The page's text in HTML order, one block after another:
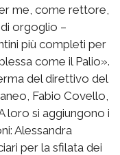
me, come rettore,
orgoglio –
più completi per
come il Palio».
del direttivo del
Fabio Covello,
loro si aggiungono i
Alessandra
per la sfilata dei